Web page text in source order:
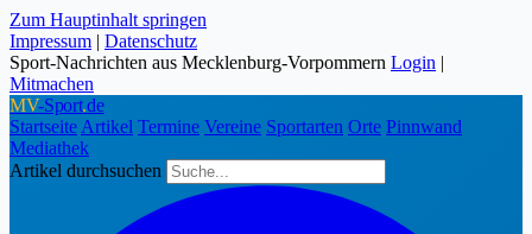
Zum Hauptinhalt springen
Impressum | Datenschutz
Sport-Nachrichten aus Mecklenburg-Vorpommern Login |
Mitmachen
MV-Sport.de
Startseite Artikel Termine Vereine Sportarten Orte Pinnwand
Mediathek
Artikel durchsuchen